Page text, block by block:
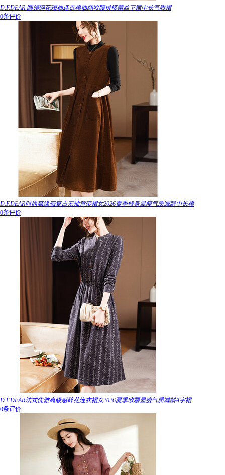
D.F.DEAR 圆领碎花短袖连衣裙抽绳收腰拼接蕾丝下摆中长气质裙
0条评价
D.F.DEAR时尚高级感复古无袖背带裙女2026夏季修身显瘦气质减龄中长裙
0条评价
D.F.DEAR法式优雅高级感碎花连衣裙女2026夏季收腰显瘦气质减龄A字裙
0条评价